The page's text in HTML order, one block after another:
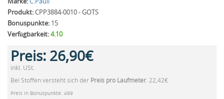
Produkt:CPP3884-0010 - GOTS
Bonuspunkte: 15
Verfügbarkeit:4.10
Preis: 26,90€
inkl. USt.
Bei Stoffen versteht sich der Preis pro Laufmeter. 22,42€
Preis in Bonuspunkte: 499